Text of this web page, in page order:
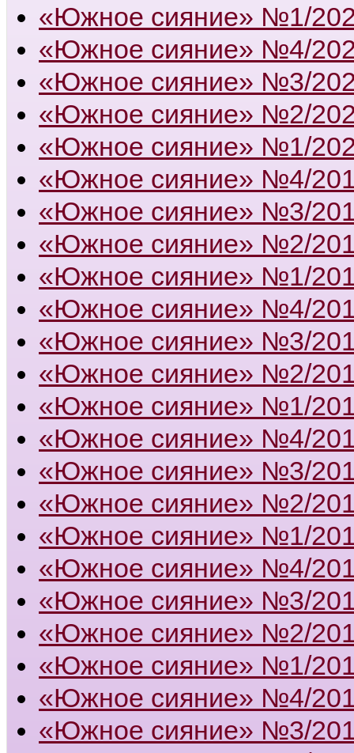
«Южное сияние» №1/
«Южное сияние» №4/
«Южное сияние» №3/
«Южное сияние» №2/
«Южное сияние» №1/
«Южное сияние» №4/
«Южное сияние» №3/
«Южное сияние» №2/
«Южное сияние» №1/
«Южное сияние» №4/
«Южное сияние» №3/
«Южное сияние» №2/
«Южное сияние» №1/
«Южное сияние» №4/
«Южное сияние» №3/
«Южное сияние» №2/
«Южное сияние» №1/
«Южное сияние» №4/
«Южное сияние» №3/
«Южное сияние» №2/
«Южное сияние» №1/
«Южное сияние» №4/
«Южное сияние» №3/